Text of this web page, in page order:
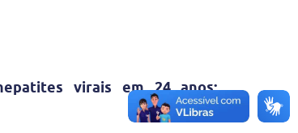
virais em 24 anos;